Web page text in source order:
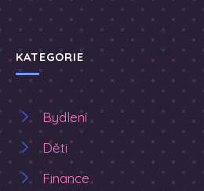
KATEGORIE
Bydlení
Děti
Finance